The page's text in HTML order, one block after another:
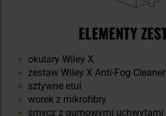
ELEMENTY
okulary Wiley X
zestaw Wiley X Anti-Fog
sztywne etui
worek z mikrofibry
smycz z gumowymi uchwytami